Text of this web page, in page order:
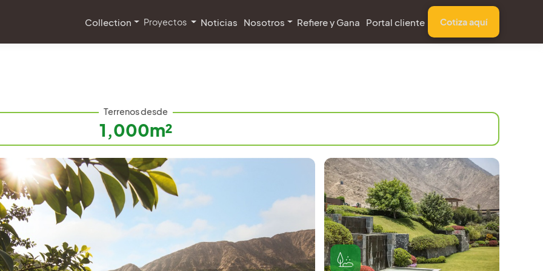
Collection Proyectos Noticias Nosotros Refiere y Gana Portal cliente Cotiza aquí
| Menorca
Terrenos desde
1,000m²